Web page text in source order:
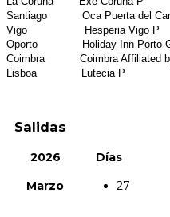
Santiago Oca Puerta del
Vigo Hesperia Vigo P
Oporto Holiday Inn Porto
Coimbra Coimbra Affiliated
Lisboa Lutecia P
Salidas
2026
Días
Marzo
27